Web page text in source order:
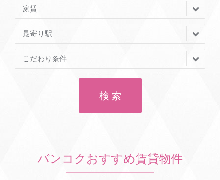
家賃
最寄り駅
こだわり条件
検 索
バンコクおすすめ賃貸物件